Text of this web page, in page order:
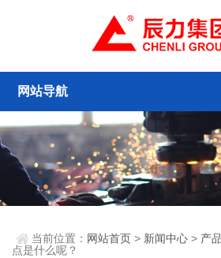
网站导航
当前位置： 网站首页 > 新闻中心 > 产
点是什么呢？